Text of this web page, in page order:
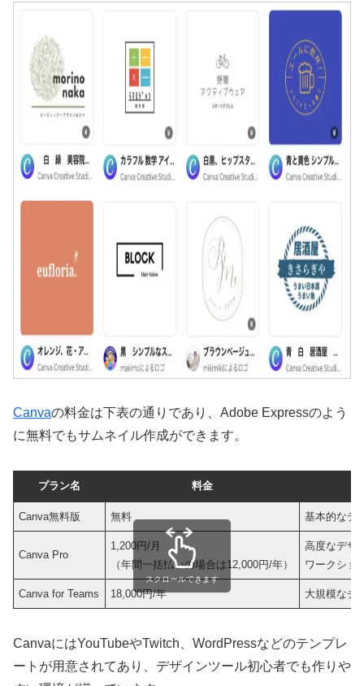
Canvaの料金は下表の通りであり、Adobe Expressのよう
に無料でもサムネイル作成ができます。
プラン名 料金
Canva無料版 無料 基本的なデ
Canva Pro
1,200円/月
（年間一括払いの場合は12,000円/年）
高度なデザ
ワークショ
Canva for Teams 18,000円/年 大規模なチ
スクロールできます
CanvaにはYouTubeやTwitch、WordPressなどのテンプレ
ートが用意されてあり、デザインツール初心者でも作りや